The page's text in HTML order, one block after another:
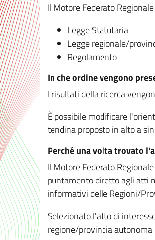
Il Motore Federato
Legge Statutaria
Legge regionale/
Regolamento
In che ordine vengono
I risultati della ricerca
È possibile modificare
tendina proposto in alto a
Perché una volta trovato
Il Motore Federato
puntamento diretto agli atti
informativi delle Regioni/
Selezionato l'atto di
regione/provincia